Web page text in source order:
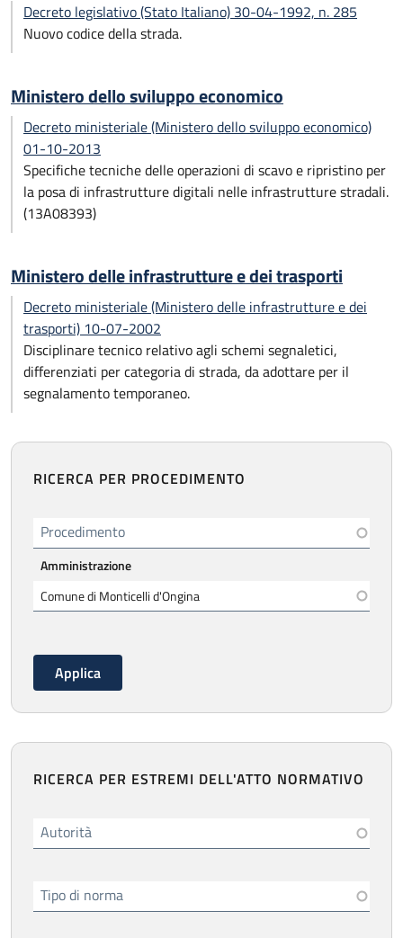
Decreto legislativo (Stato Italiano) 30-04-1992, n. 285
Nuovo codice della strada.
Ministero dello sviluppo economico
Decreto ministeriale (Ministero dello sviluppo economico)
01-10-2013
Specifiche tecniche delle operazioni di scavo e ripristino per
la posa di infrastrutture digitali nelle infrastrutture stradali.
(13A08393)
Ministero delle infrastrutture e dei trasporti
Decreto ministeriale (Ministero delle infrastrutture e dei
trasporti) 10-07-2002
Disciplinare tecnico relativo agli schemi segnaletici,
differenziati per categoria di strada, da adottare per il
segnalamento temporaneo.
RICERCA PER PROCEDIMENTO
Procedimento
Amministrazione
RICERCA PER ESTREMI DELL'ATTO NORMATIVO
Autorità
Tipo di norma